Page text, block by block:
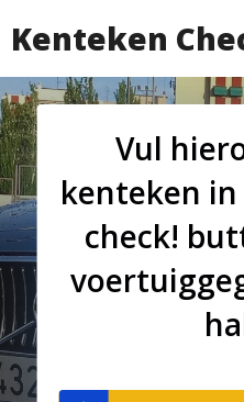
Kenteken
Vul
kenteken
check!